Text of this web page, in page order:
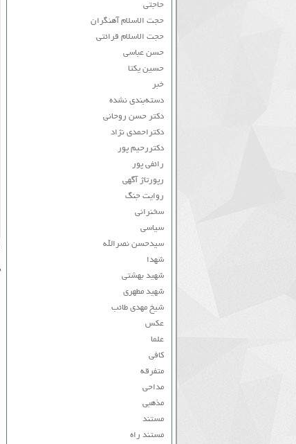
حاجتی
حجت الاسلام آهنگران
حجت الاسلام قرائتی
حسن عباسی
حسین یکتا
خبر
دسته‌بندی نشده
دکتر حسن روحانی
دکتراحمدی نژاد
دکتررحیم پور
رائفی پور
رپورتاژ آگهی
روایت جنگ
سخنرانی
سیاسی
سیدحسن نصرالله
شهدا
شهید بهشتی
شهید مطهری
شیخ مهدی طائب
عکس
علما
کافی
متفرقه
مداحی
مذهبی
مستند
مستند راه